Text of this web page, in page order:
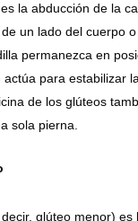
la abducción de la
un lado del cuerpo
permanezca en
para estabilizar
de los glúteos
sola pierna.
glúteo menor)